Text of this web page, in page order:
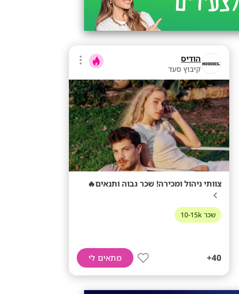
הודיס
קיבוץ סעד
צוותי ניהול ומכירה! שכר גבוה ותנאים🔥
שכר 10-15k
40+ מתאים לי